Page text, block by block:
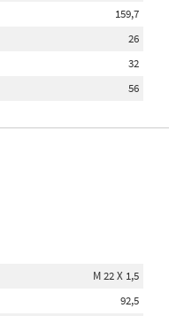
159,7
26
32
56
M 22 X 1,5
92,5